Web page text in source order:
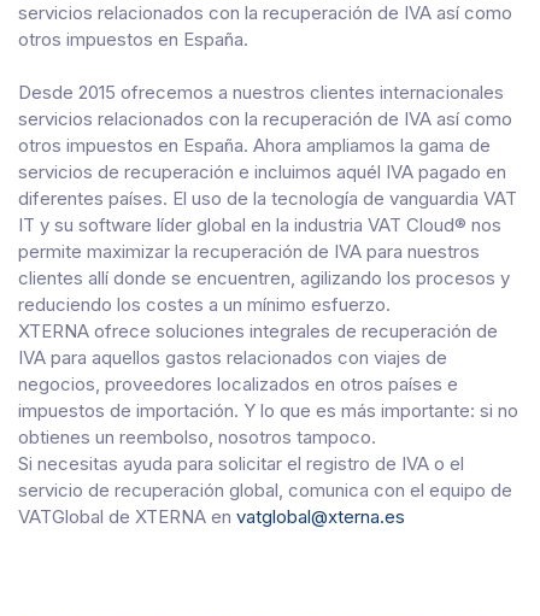
servicios relacionados con la recuperación de IVA así como
otros impuestos en España.
Desde 2015 ofrecemos a nuestros clientes internacionales
servicios relacionados con la recuperación de IVA así como
otros impuestos en España. Ahora ampliamos la gama de
servicios de recuperación e incluimos aquél IVA pagado en
diferentes países. El uso de la tecnología de vanguardia VAT
IT y su software líder global en la industria VAT Cloud® nos
permite maximizar la recuperación de IVA para nuestros
clientes allí donde se encuentren, agilizando los procesos y
reduciendo los costes a un mínimo esfuerzo.
XTERNA ofrece soluciones integrales de recuperación de
IVA para aquellos gastos relacionados con viajes de
negocios, proveedores localizados en otros países e
impuestos de importación. Y lo que es más importante: si no
obtienes un reembolso, nosotros tampoco.
Si necesitas ayuda para solicitar el registro de IVA o el
servicio de recuperación global, comunica con el equipo de
VATGlobal de XTERNA en vatglobal@xterna.es